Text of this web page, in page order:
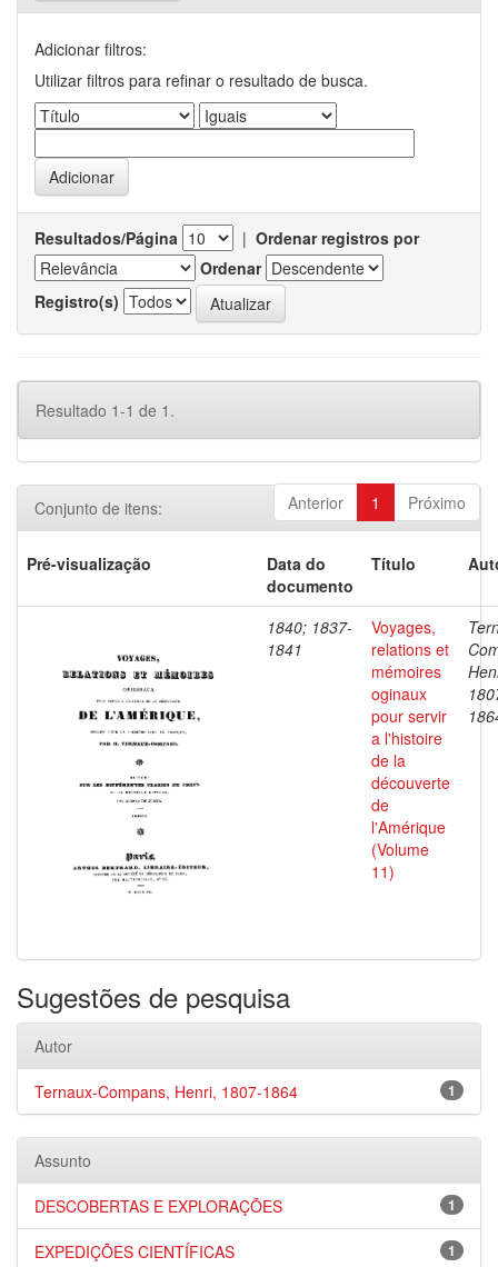
Adicionar filtros:
Utilizar filtros para refinar o resultado de busca.
Resultados/Página | Ordenar registros por
Ordenar
Registro(s)
Resultado 1-1 de 1.
Anterior 1 Próximo
Conjunto de itens:
Pré-visualização
Data do
documento
Título
1840; 1837-
1841
Voyages,
relations et
mémoires
oginaux
pour servir
a l'histoire
de la
découverte
de
l'Amérique
(Volume
11)
Sugestões de pesquisa
Autor
1
Ternaux-Compans, Henri, 1807-1864
Assunto
1
DESCOBERTAS E EXPLORAÇÕES
1
EXPEDIÇÕES CIENTÍFICAS